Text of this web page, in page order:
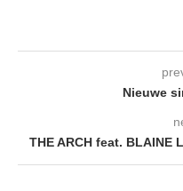
Nieuwe
THE ARCH feat. BLAINE